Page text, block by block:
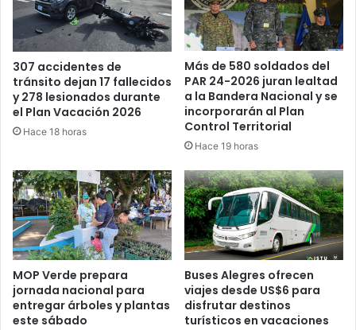
307 accidentes de
tránsito dejan 17 fallecidos
y 278 lesionados durante
el Plan Vacación 2026
Hace 18 horas
Más de 580 soldados del
PAR 24-2026 juran lealtad
a la Bandera Nacional y se
incorporarán al Plan
Control Territorial
Hace 19 horas
MOP Verde prepara
jornada nacional para
entregar árboles y plantas
este sábado
Buses Alegres ofrecen
viajes desde US$6 para
disfrutar destinos
turísticos en vacaciones